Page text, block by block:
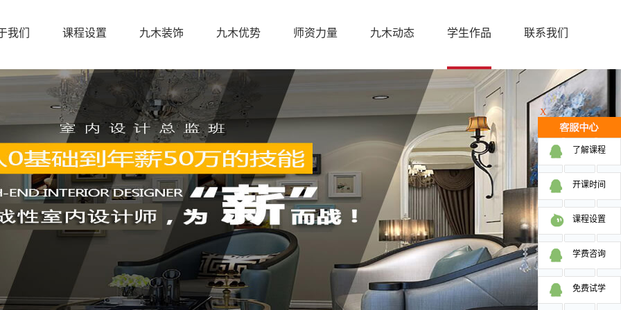
我们 课程设置 九木装饰 九木优势 师资力量 九木动态 学生作品 联系我们
X
了解课程
开课时间
课程设置
学费咨询
免费试学